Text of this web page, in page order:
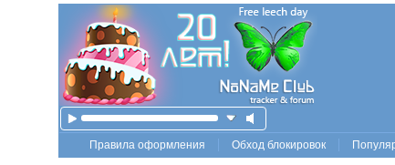
Правила оформления Обход блокировок